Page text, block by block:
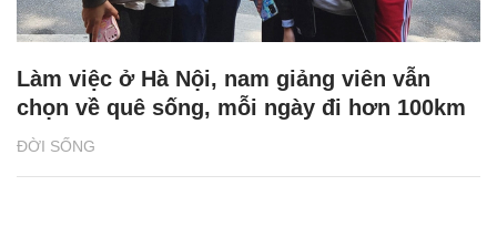
ĐỜI SỐNG
Làm việc ở Hà Nội, nam giảng viên vẫn
chọn về quê sống, mỗi ngày đi hơn 100km